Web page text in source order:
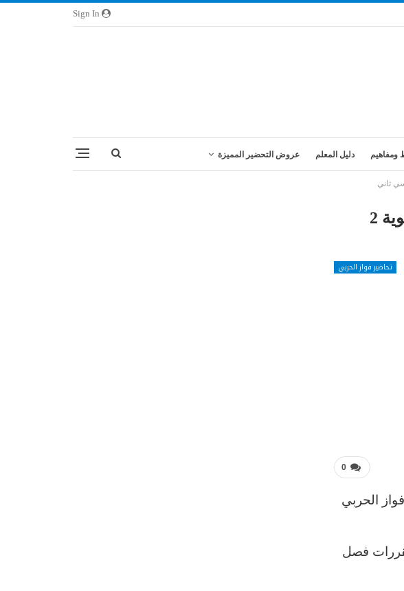
ومفاهيم دليل المعلم عروض التحضير المميزة
تحضير درس الذكاء التواصلي بطريقة فواز الحربي مادة الكفايات اللغوية 2
تحاضير فواز الحربي
0
الحربي
مادة الكفايات اللفوية 2 نظام المقررات فصل